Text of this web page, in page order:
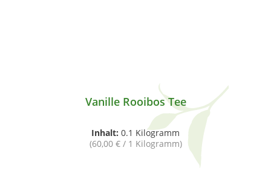
Vanille Rooibos Tee
Inhalt: 0.1 Kilogramm
(60,00 € / 1 Kilogramm)